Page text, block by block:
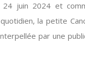
juin 2024 et
la petite
par une